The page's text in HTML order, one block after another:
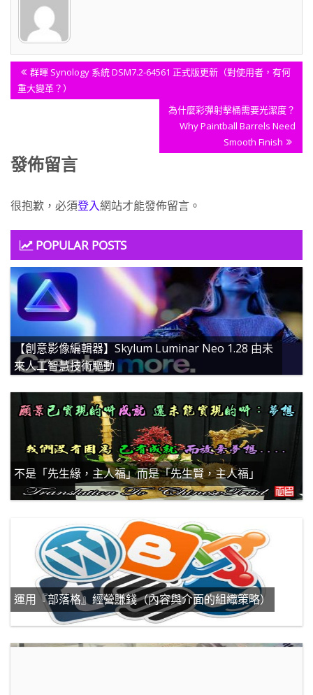
文
章
導
Previous
Post:
群暉 Synology 系統 DSM7.2-64561 正式版更新（對使用者，有何
重大變革？）
Post:Why Paintball Barrels Need
Smooth Finish
發佈留言
POPULAR POSTS
【創意影像編輯器】Skylum Luminar Neo 1.28 由未
來人工智慧技術驅動
不是「先生緣，主人福」而是「先生賢，主人福」
運用『部落格』經營賺錢（內容與介面的組織策略）